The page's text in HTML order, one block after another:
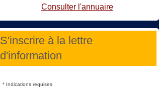
Consulter l'annuaire
S'inscrire à la lettre
d'information
* Indications requises